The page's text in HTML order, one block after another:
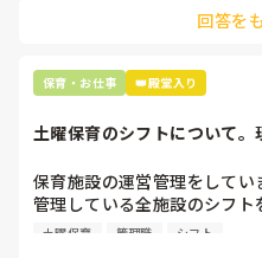
最後の職場にしようと思って
辞めることは逃げ、と、過去
います
回答を
保育・お仕事 👑殿堂入り
土曜保育のシフトについて
保育施設の運営管理をしてい
管理している全施設のシフ
曜保育だけは入れる方が少
土曜保育 管理職 シフト